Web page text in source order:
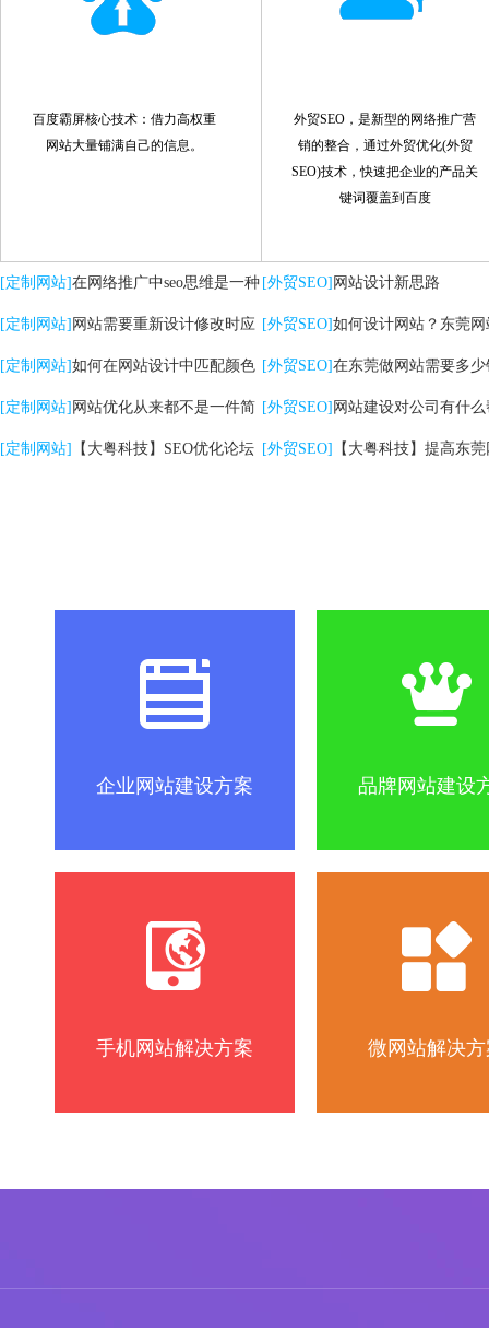
百度霸屏核心技术：借力高权重
网站大量铺满自己的信息。
外贸SEO，是新型的网络推广营
销的整合，通过外贸优化(外贸
SEO)技术，快速把企业的产品关
键词覆盖到百度
[定制网站]在网络推广中seo思维是一种
策略
[定制网站] 网站需要重新设计修改时应
注意哪些问题
[定制网站]如何在网站设计中匹配颜色
[定制网站] 网站优化从来都不是一件简
单的事情
[定制网站] 【大粤科技】SEO优化论坛
[外贸SEO] 网站设计新思路
[外贸SEO]如何设计网站？东莞网
计的核心是什么？
[外贸SEO]在东莞做网站需要多少
[外贸SEO] 网站建设对公司有什么
助？
[外贸SEO] 【大粤科技】提高东
企业网站建设方案 品牌网站建设
手机网站解决方案 微网站解决